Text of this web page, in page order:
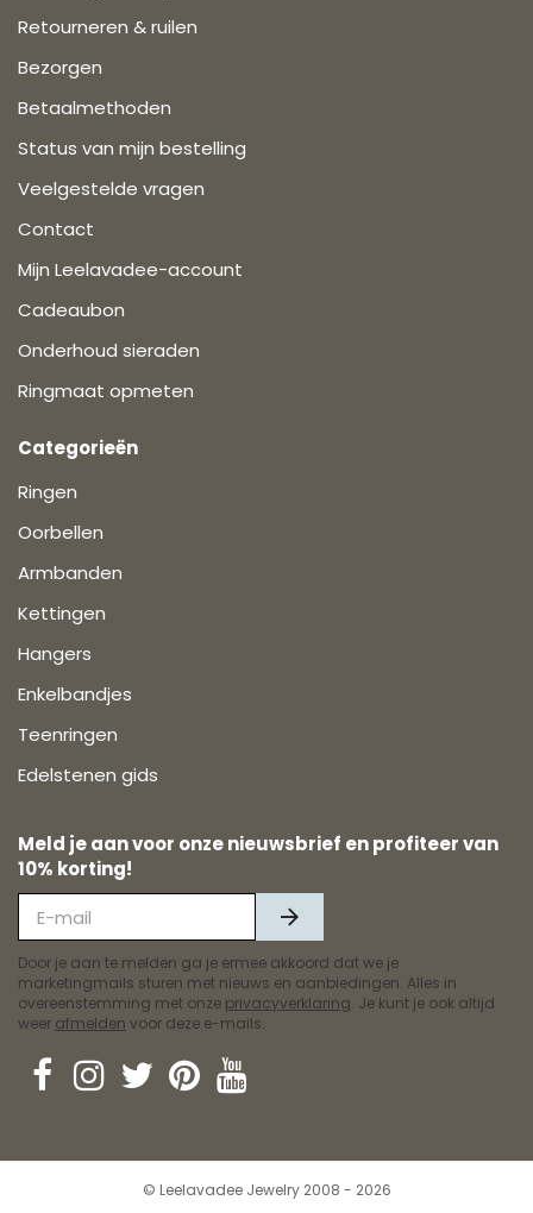
Retourneren & ruilen
Bezorgen
Betaalmethoden
Status van mijn bestelling
Veelgestelde vragen
Contact
Mijn Leelavadee-account
Cadeaubon
Onderhoud sieraden
Ringmaat opmeten
Categorieën
Ringen
Oorbellen
Armbanden
Kettingen
Hangers
Enkelbandjes
Teenringen
Edelstenen gids
Meld je aan voor onze nieuwsbrief en profiteer van
10% korting!
Door je aan te melden ga je ermee akkoord dat we je
marketingmails sturen met nieuws en aanbiedingen. Alles in
overeenstemming met onze privacyverklaring. Je kunt je ook altijd
weer afmelden voor deze e-mails.
© Leelavadee Jewelry 2008 - 2026